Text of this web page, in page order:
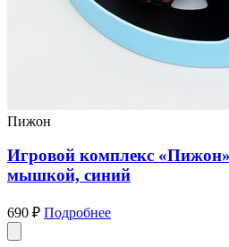
Пижон
Игровой комплекс
мышкой, синий
690 ₽ Подробнее